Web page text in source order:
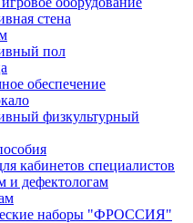
стена
пол
обеспечение
физкультурный
кабинетов специалистов
и дефектологам
наборы "ФРОССИЯ"